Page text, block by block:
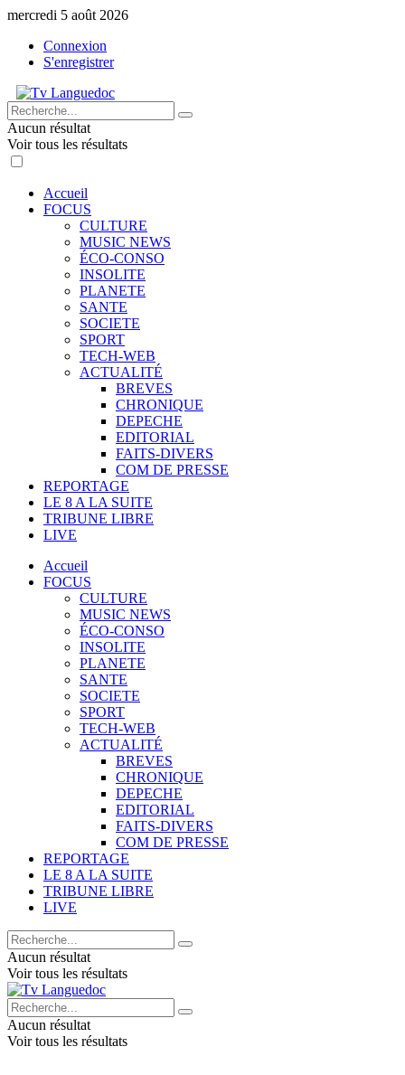
mercredi 5 août 2026
Connexion
S'enregistrer
Aucun résultat
Voir tous les résultats
Accueil
FOCUS
CULTURE
MUSIC NEWS
ÉCO-CONSO
INSOLITE
PLANETE
SANTE
SOCIETE
SPORT
TECH-WEB
ACTUALITÉ
BREVES
CHRONIQUE
DEPECHE
EDITORIAL
FAITS-DIVERS
COM DE PRESSE
REPORTAGE
LE 8 A LA SUITE
TRIBUNE LIBRE
LIVE
Accueil
FOCUS
CULTURE
MUSIC NEWS
ÉCO-CONSO
INSOLITE
PLANETE
SANTE
SOCIETE
SPORT
TECH-WEB
ACTUALITÉ
BREVES
CHRONIQUE
DEPECHE
EDITORIAL
FAITS-DIVERS
COM DE PRESSE
REPORTAGE
LE 8 A LA SUITE
TRIBUNE LIBRE
LIVE
Aucun résultat
Voir tous les résultats
Aucun résultat
Voir tous les résultats